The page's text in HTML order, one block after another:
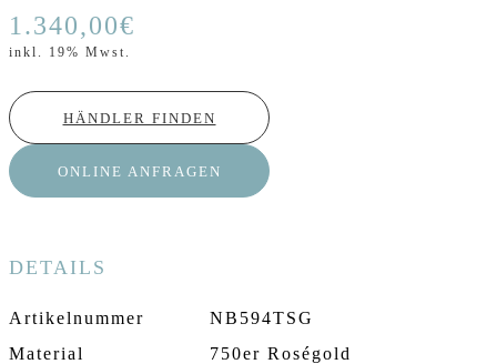
1.340,00€
inkl. 19% Mwst.
DETAILS
Artikelnummer
NB594TSG
Material
750er Roségold
HÄNDLER FINDEN
ONLINE ANFRAGEN